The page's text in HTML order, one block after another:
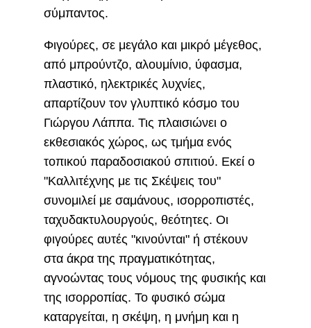
σύμπαντος.
Φιγούρες, σε μεγάλο και μικρό μέγεθος,
από μπρούντζο, αλουμίνιο, ύφασμα,
πλαστικό, ηλεκτρικές λυχνίες,
απαρτίζουν τον γλυπτικό κόσμο του
Γιώργου Λάππα. Τις πλαισιώνει ο
εκθεσιακός χώρος, ως τμήμα ενός
τοπικού παραδοσιακού σπιτιού. Εκεί ο
"Καλλιτέχνης με τις Σκέψεις του"
συνομιλεί με σαμάνους, ισορροπιστές,
ταχυδακτυλουργούς, θεότητες. Οι
φιγούρες αυτές "κινούνται" ή στέκουν
στα άκρα της πραγματικότητας,
αγνοώντας τους νόμους της φυσικής και
της ισορροπίας. Το φυσικό σώμα
καταργείται, η σκέψη, η μνήμη και η